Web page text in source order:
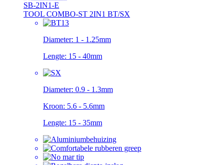
SB-2IN1-E
TOOL COMBO-ST 2IN1 BT/SX
Diameter: 1 - 1.25mm
Lengte: 15 - 40mm
Diameter: 0.9 - 1.3mm
Kroon: 5.6 - 5.6mm
Lengte: 15 - 35mm